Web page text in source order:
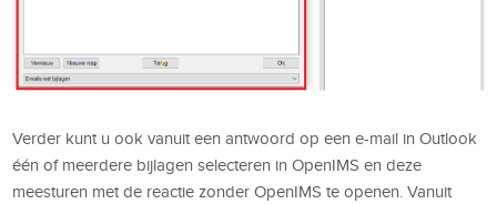
Verder kunt u ook vanuit een antwoord op een e-mail in Outlook
één of meerdere bijlagen selecteren in OpenIMS en deze
meesturen met de reactie zonder OpenIMS te openen. Vanuit